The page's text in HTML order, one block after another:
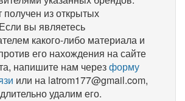
получен из открытых
вы являетесь
какого-либо материала и
его нахождения на сайте
напишите нам черезформу
или на latrom177@gmail.com,
удалим его.